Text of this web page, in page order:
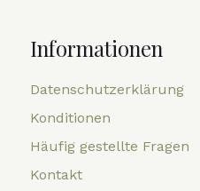
Informationen
Datenschutzerklärung
Konditionen
Häufig gestellte Fragen
Kontakt